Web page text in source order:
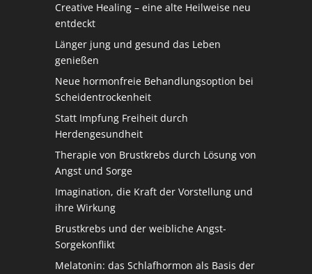
Creative Healing – eine alte Heilweise neu
entdeckt
Länger jung und gesund das Leben
genießen
Neue hormonfreie Behandlungsoption bei
Scheidentrockenheit
Statt Impfung Freiheit durch
Herdengesundheit
Therapie von Brustkrebs durch Lösung von
Angst und Sorge
Imagination, die Kraft der Vorstellung und
ihre Wirkung
Brustkrebs und der weibliche Angst-
Sorgekonflikt
Melatonin: das Schlafhormon als Basis der